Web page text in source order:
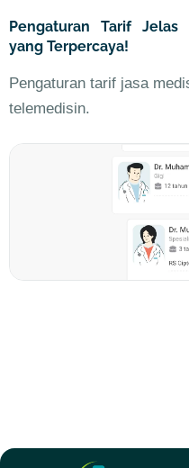
Pengaturan Tarif Jelas
yang Terpercaya!
Pengaturan tarif jasa
telemedisin.